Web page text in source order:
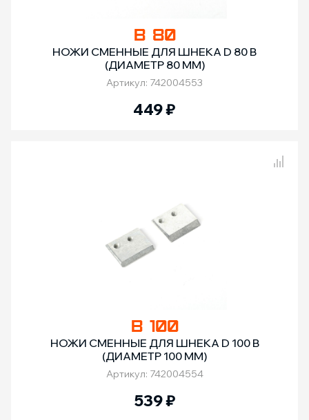
B 80
НОЖИ СМЕННЫЕ ДЛЯ ШНЕКА D 80 B
(ДИАМЕТР 80 ММ)
Артикул: 742004553
449₽
B 100
НОЖИ СМЕННЫЕ ДЛЯ ШНЕКА D 100 B
(ДИАМЕТР 100 ММ)
Артикул: 742004554
539₽